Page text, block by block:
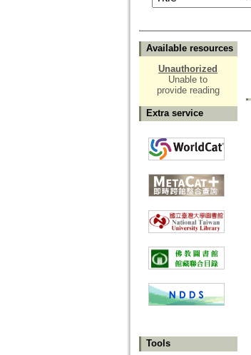
Available resources
Unauthorized
Unable to
provide reading
Extra service
Tools